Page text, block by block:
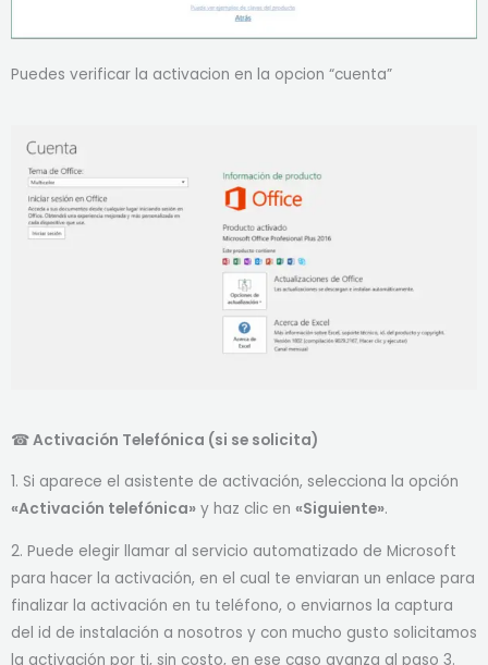
Puedes verificar la activacion en la opcion “cuenta”
☎Activación Telefónica (si se solicita)
1. Si aparece el asistente de activación, selecciona la opción
«Activación telefónica» y haz clic en «Siguiente».
2. Puede elegir llamar al servicio automatizado de Microsoft
para hacer la activación, en el cual te enviaran un enlace para
finalizar la activación en tu teléfono, o enviarnos la captura
del id de instalación a nosotros y con mucho gusto solicitamos
la activación por ti, sin costo, en ese caso avanza al paso 3.